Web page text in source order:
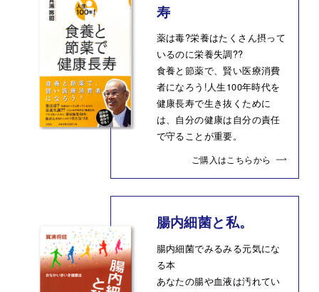
寿
薬は毒?栄養はたくさん摂って
いるのに栄養失調??
食養と節薬で、賢い医療消費
者になろう!人生100年時代を
健康長寿で生き抜くために
は、自分の健康は自分の責任
で守ることが重要。
ご購入はこちらから
腸内細菌と私。
腸内細菌でみるみる元気にな
る本
あなたの腸や血液は汚れてい